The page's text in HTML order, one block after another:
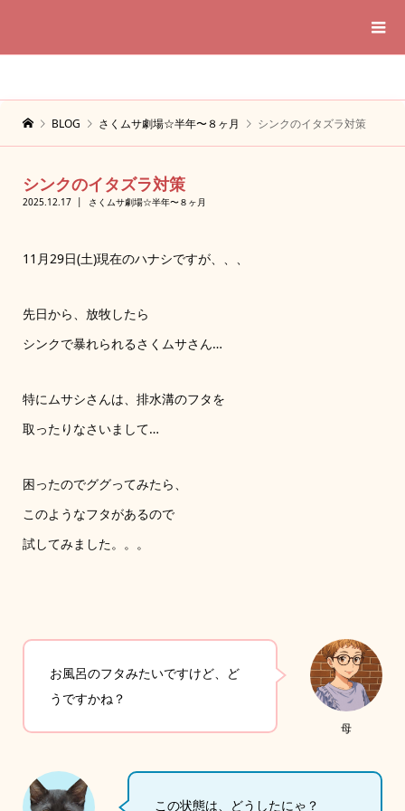
BLOG さくムサ劇場☆半年〜８ヶ月 シンクのイタズラ対策
シンクのイタズラ対策
2025.12.17 さくムサ劇場☆半年〜８ヶ月
11月29日(土)現在のハナシですが、、、
先日から、放牧したら
シンクで暴れられるさくムサさん…
特にムサシさんは、排水溝のフタを
取ったりなさいまして…
困ったのでググってみたら、
このようなフタがあるので
試してみました。。。
母
お風呂のフタみたいですけど、ど
うですかね？
この状態は、どうしたにゃ？